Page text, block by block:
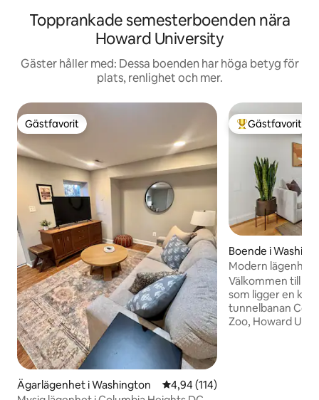
Topprankade semesterboenden nära
Howard University
Gäster håller med: Dessa boenden har höga betyg för
plats, renlighet och mer.
Gästfavorit
Gästfavorit
Ägarlägenhet i Washington 4,94 av 5 i genomsnittligt
4,94 (114)
Populär
Gästfavorit
Boende i
Modern lägenhet
Välkommen till
som ligger en
tunnelbanan
Zoo, Howard